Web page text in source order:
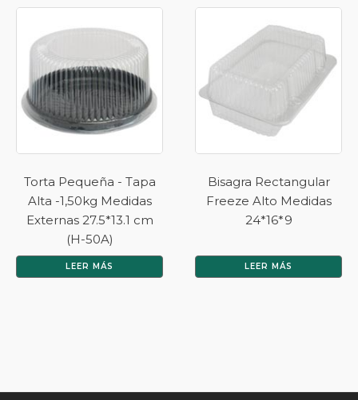
Torta Pequeña - Tapa
Alta -1,50kg Medidas
Externas 27.5*13.1 cm
(H-50A)
LEER MÁS
Bisagra Rectangular
Freeze Alto Medidas
24*16*9
LEER MÁS